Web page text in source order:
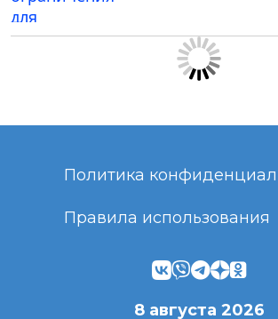
Политика
Правила использования
8 августа 2026